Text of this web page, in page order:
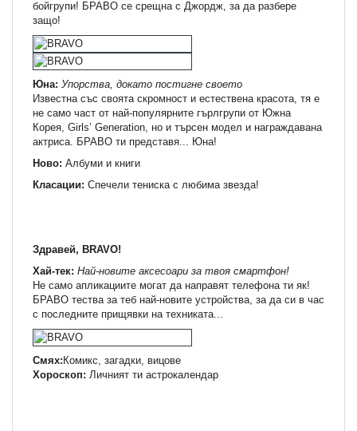
бойгрупи! БРАВО се срещна с Джордж, за да разбере
защо!
Юна: Упорства, докато постигне своето
Известна със своята скромност и естествена красота, тя е
не само част от най-популярните гърлгрупи от Южна
Корея, Girls’ Generation, но и търсен модел и награждавана
актриса. БРАВО ти представя... Юна!
Ново: Албуми и книги
Класации: Спечели тениска с любима звезда!
Здравей, BRAVO!
Хай-тек: Най-новите аксесоари за твоя смартфон!
Не само апликациите могат да направят телефона ти як!
БРАВО тества за теб най-новите устройства, за да си в час
с последните прищявки на техниката...
Смях: Комикс, загадки, вицове
Хороскоп: Личният ти астрокалендар